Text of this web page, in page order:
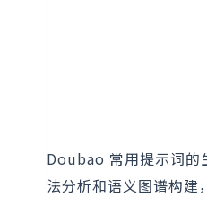
Doubao 常用提示词的
法分析和语义图谱构